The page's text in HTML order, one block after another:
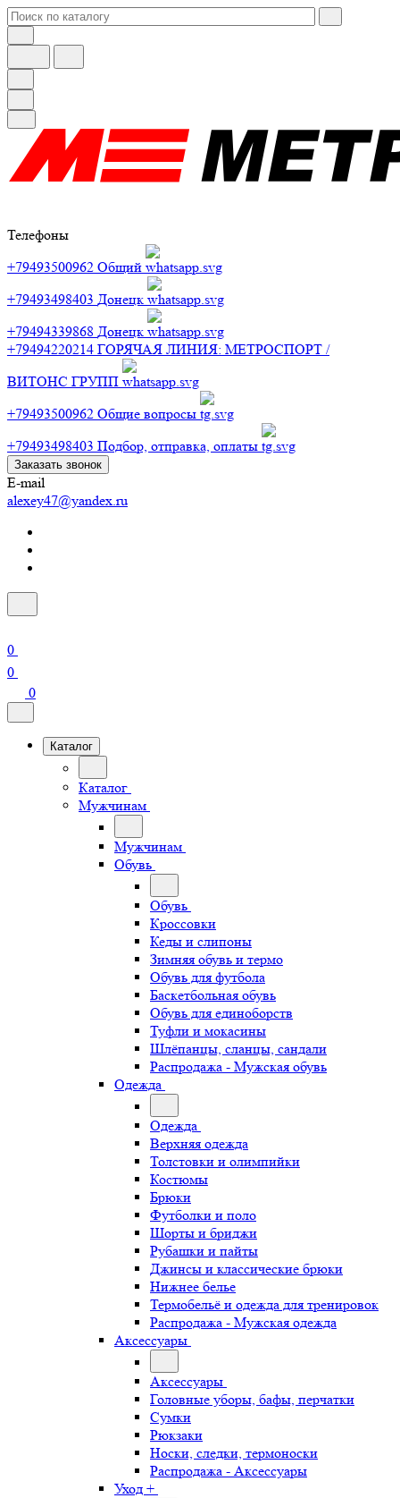
Телефоны
+79493500962 Общий
+79493498403 Донецк
+79494339868 Донецк
+79494220214 ГОРЯЧАЯ ЛИНИЯ: МЕТРОСПОРТ /
ВИТОНС ГРУПП
+79493500962 Общие вопросы
+79493498403 Подбор, отправка, оплаты
Заказать звонок
E-mail
alexey47@yandex.ru
0
0
0
Каталог
Каталог
Мужчинам
Мужчинам
Обувь
Обувь
Кроссовки
Кеды и слипоны
Зимняя обувь и термо
Обувь для футбола
Баскетбольная обувь
Обувь для единоборств
Туфли и мокасины
Шлёпанцы, сланцы, сандали
Распродажа - Мужская обувь
Одежда
Одежда
Верхняя одежда
Толстовки и олимпийки
Костюмы
Брюки
Футболки и поло
Шорты и бриджи
Рубашки и пайты
Джинсы и классические брюки
Нижнее белье
Термобельё и одежда для тренировок
Распродажа - Мужская одежда
Аксессуары
Аксессуары
Головные уборы, бафы, перчатки
Сумки
Рюкзаки
Носки, следки, термоноски
Распродажа - Аксессуары
Уход +